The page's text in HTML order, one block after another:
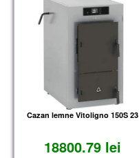
Cazan lemne Vitoligno 150S 23
18800.79 lei